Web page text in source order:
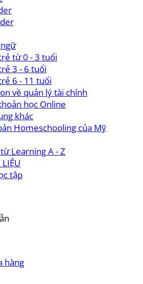
từ 0 - 3 tuổi
3 - 6 tuổi
6 - 11 tuổi
về quản lý tài chính
học Online
khác
Homeschooling của Mỹ
Learning A - Z
tập
hàng